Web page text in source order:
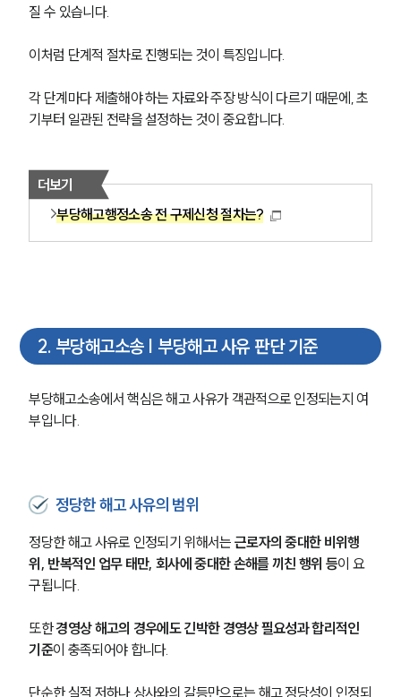
질 수 있습니다.
이처럼 단계적 절차로 진행되는 것이 특징입니다.
각 단계마다 제출해야 하는 자료와 주장 방식이 다르기 때문에, 초
기부터 일관된 전략을 설정하는 것이 중요합니다.
더보기
부당해고행정소송 전 구제신청 절차는?
2. 부당해고소송 | 부당해고 사유 판단 기준
부당해고소송에서 핵심은 해고 사유가 객관적으로 인정되는지 여
부입니다.
정당한 해고 사유의 범위
정당한 해고 사유로 인정되기 위해서는 근로자의 중대한 비위행
위, 반복적인 업무 태만, 회사에 중대한 손해를 끼친 행위 등이 요
구됩니다.
또한 경영상 해고의 경우에도 긴박한 경영상 필요성과 합리적인
기준이 충족되어야 합니다.
단순한 실적 저하나 상사와의 갈등만으로는 해고 정당성이 인정되